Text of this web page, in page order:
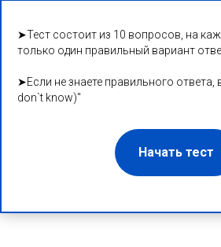
➤Тест состоит из 10 вопросов, на
только один правильный вариант
➤Если не знаете правильного ответа,
don`t know)"
Начать тест